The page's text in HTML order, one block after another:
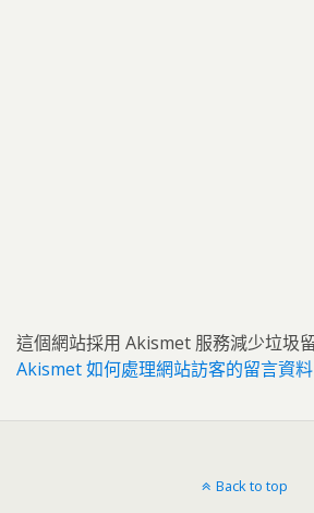
這個網站採用 Akismet 服務減少垃圾
Akismet 如何處理網站訪客的留言資料
Back to top